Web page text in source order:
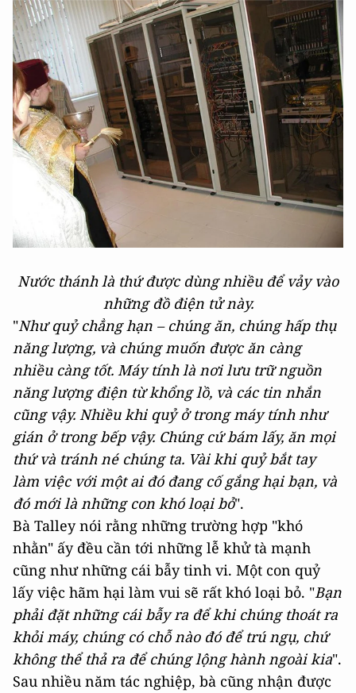
Nước thánh là thứ được dùng nhiều để vảy vào
những đồ điện tử này.
"Như quỷ chẳng hạn – chúng ăn, chúng hấp thụ
năng lượng, và chúng muốn được ăn càng
nhiều càng tốt. Máy tính là nơi lưu trữ nguồn
năng lượng điện từ khổng lồ, và các tin nhắn
cũng vậy. Nhiều khi quỷ ở trong máy tính như
gián ở trong bếp vậy. Chúng cứ bám lấy, ăn mọi
thứ và tránh né chúng ta. Vài khi quỷ bắt tay
làm việc với một ai đó đang cố gắng hại bạn, và
đó mới là những con khó loại bỏ".
Bà Talley nói rằng những trường hợp "khó
nhằn" ấy đều cần tới những lễ khử tà mạnh
cũng như những cái bẫy tinh vi. Một con quỷ
lấy việc hãm hại làm vui sẽ rất khó loại bỏ. "Bạn
phải đặt những cái bẫy ra để khi chúng thoát ra
khỏi máy, chúng có chỗ nào đó để trú ngụ, chứ
không thể thả ra để chúng lộng hành ngoài kia".
Sau nhiều năm tác nghiệp, bà cũng nhận được